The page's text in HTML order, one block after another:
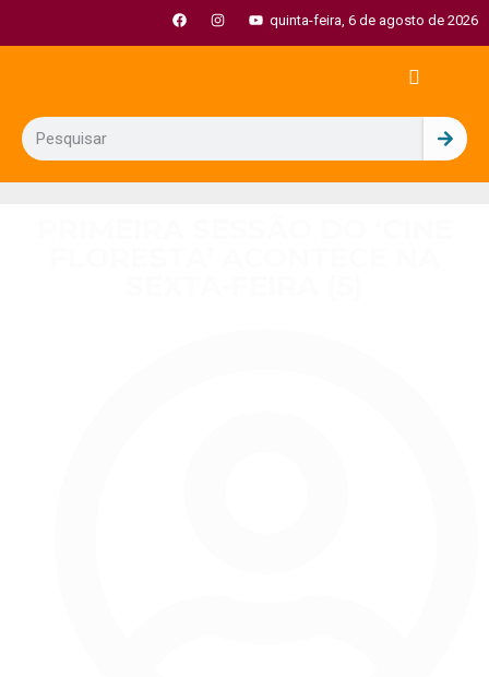
quinta-feira, 6 de agosto de 2026